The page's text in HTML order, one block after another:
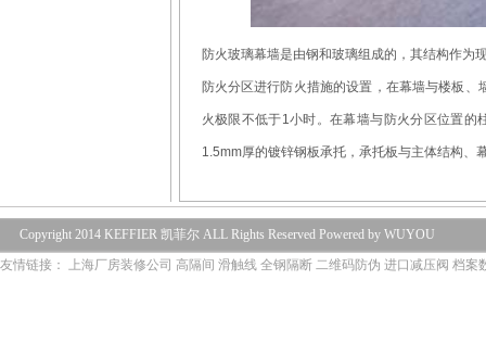
防火玻璃幕墙是由钢和玻璃组成的，其结构作为
防火分区进行防火措施的设置，在幕墙与楼板
火极限不低于1小时。在幕墙与防火分区位置
1.5mm厚的镀锌钢板承托，承托板与主体结构、
Copyright 2014 KEFFIER 凯菲尔 ALL Rights Reserved Powered by WUYOU
友情链接：
上海厂房装修公司 高隔间 滑触线 全钢隔断 二维码防伪 进口减压阀 档案